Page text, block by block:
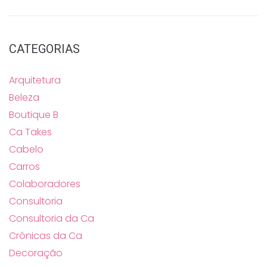
CATEGORIAS
Arquitetura
Beleza
Boutique B
Ca Takes
Cabelo
Carros
Colaboradores
Consultoria
Consultoria da Ca
Crônicas da Ca
Decoração